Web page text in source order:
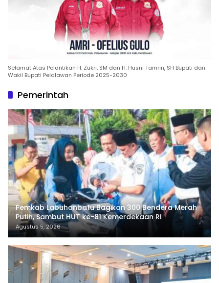
Selamat Atas Pelantikan H. Zukri, SM dan H. Husni Tamrin, SH Bupati dan
Wakil Bupati Pelalawan Periode 2025-2030
Pemerintah
Pemkab Labuhanbatu Bagikan 300 Bendera Merah
Putih, Sambut HUT ke-81 Kemerdekaan RI
Agustus 5, 2026